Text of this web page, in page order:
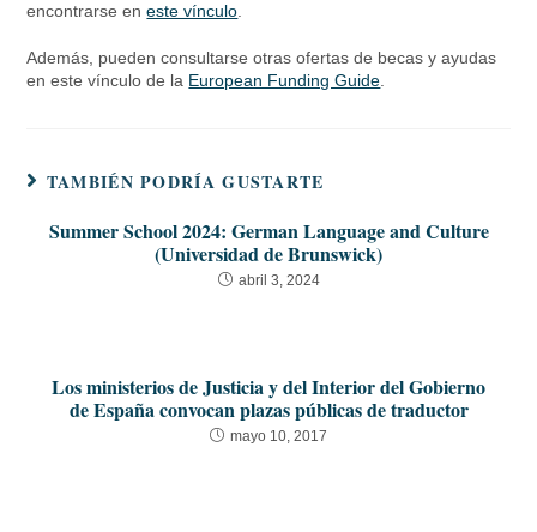
encontrarse eneste vínculo.
Además, pueden consultarse otras ofertas de becas y ayudas
en este vínculo de la European Funding Guide.
TAMBIÉN PODRÍA GUSTARTE
Summer School 2024: German Language and Culture
(Universidad de Brunswick)
abril 3, 2024
Los ministerios de Justicia y del Interior del Gobierno
de España convocan plazas públicas de traductor
mayo 10, 2017